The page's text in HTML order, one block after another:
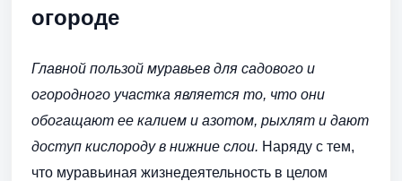
огороде
Главной пользой муравьев для садового и
огородного участка является то, что они
обогащают ее калием и азотом, рыхлят и дают
доступ кислороду в нижние слои. Наряду с тем,
что муравьиная жизнедеятельность в целом